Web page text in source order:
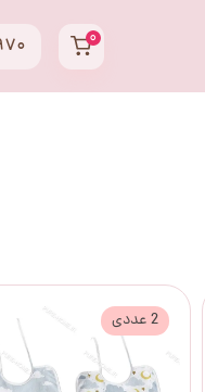
۰
2 عددی